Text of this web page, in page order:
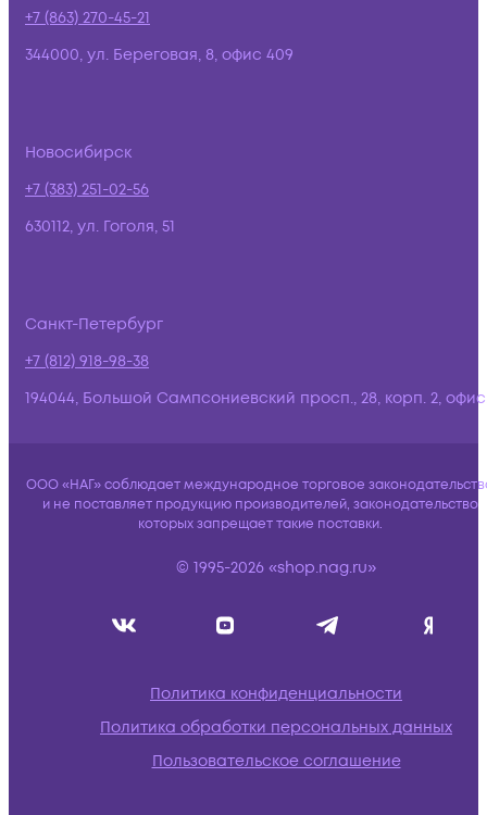
+7 (863) 270-45-21
344000, ул. Береговая, 8, офис 409
Новосибирск
+7 (383) 251-02-56
630112, ул. Гоголя, 51
Санкт-Петербург
+7 (812) 918-98-38
194044, Большой Сампсониевский просп., 28, корп. 2,
ООО «НАГ» соблюдает международное торговое
и не поставляет продукцию производителей, законодательство
которых запрещает такие поставки.
© 1995-2026 «shop.nag.ru»
Политика конфиденциальности
Политика обработки персональных данных
Пользовательское соглашение